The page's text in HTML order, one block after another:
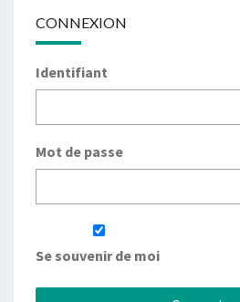
CONNEXION
Identifiant
Mot de passe
Se souvenir de moi